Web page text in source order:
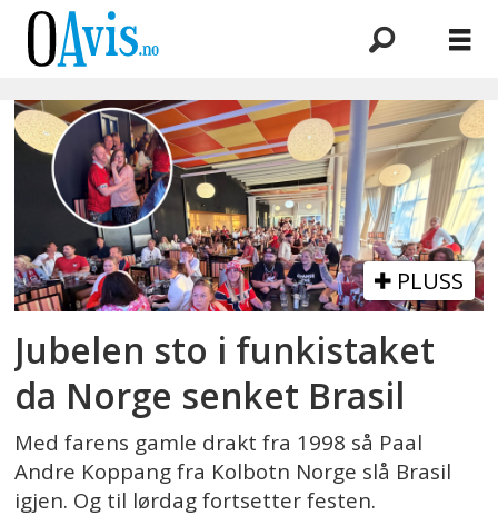
Emne:
nusa
PLUSS
Jubelen sto i funkistaket
da Norge senket Brasil
Med farens gamle drakt fra 1998 så Paal
Andre Koppang fra Kolbotn Norge slå Brasil
igjen. Og til lørdag fortsetter festen.